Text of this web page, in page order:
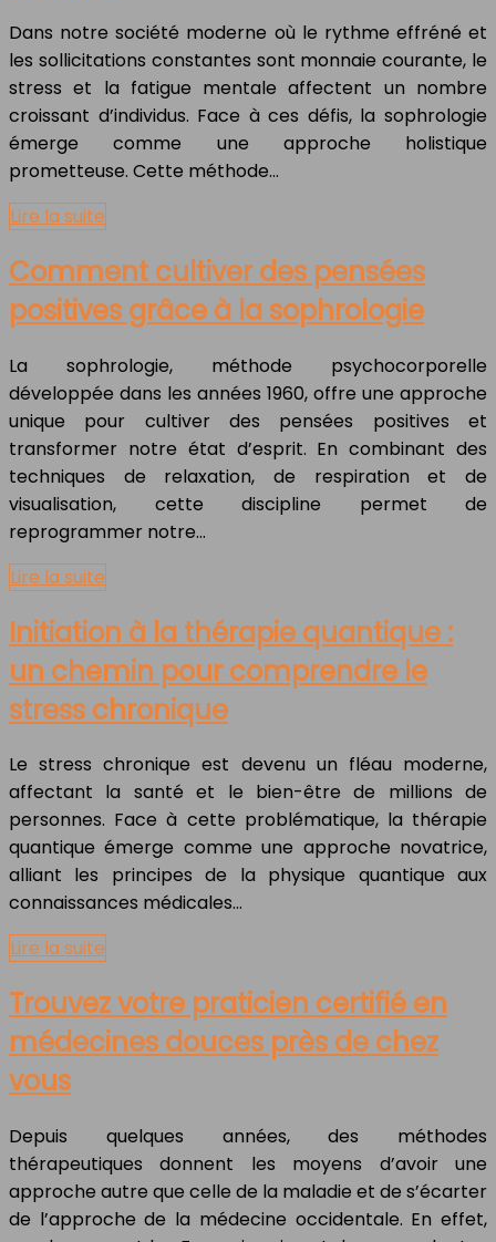
Dans notre société moderne où le rythme effréné et
les sollicitations constantes sont monnaie courante, le
stress et la fatigue mentale affectent un nombre
croissant d’individus. Face à ces défis, la sophrologie
émerge comme une approche holistique
prometteuse. Cette méthode…
Lire la suite
Comment cultiver des pensées
positives grâce à la sophrologie
La sophrologie, méthode psychocorporelle
développée dans les années 1960, offre une approche
unique pour cultiver des pensées positives et
transformer notre état d’esprit. En combinant des
techniques de relaxation, de respiration et de
visualisation, cette discipline permet de
reprogrammer notre…
Lire la suite
Initiation à la thérapie quantique :
un chemin pour comprendre le
stress chronique
Le stress chronique est devenu un fléau moderne,
affectant la santé et le bien-être de millions de
personnes. Face à cette problématique, la thérapie
quantique émerge comme une approche novatrice,
alliant les principes de la physique quantique aux
connaissances médicales…
Lire la suite
Trouvez votre praticien certifié en
médecines douces près de chez
vous
Depuis quelques années, des méthodes
thérapeutiques donnent les moyens d’avoir une
approche autre que celle de la maladie et de s’écarter
de l’approche de la médecine occidentale. En effet,